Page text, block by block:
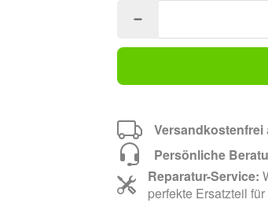
Versandkostenfrei
Persönliche
Reparatur-Service:
perfekte Ersatzteil